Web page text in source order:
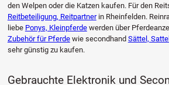
den Welpen oder die Katzen kaufen. Für den
Reitbeteiligung, Reitpartnerin Rheinfelden.
liebe Ponys, Kleinpferdewerden über
Zubehör für Pferdewie secondhand Sättel,
sehr günstig zu kaufen.
Gebrauchte Elektronik und